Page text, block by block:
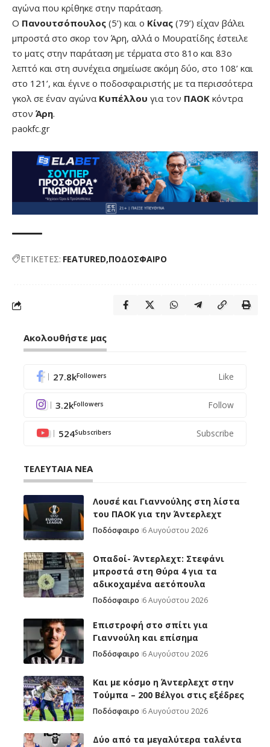
αγώνα που κρίθηκε στην παράταση.
Ο Πανουτσόπουλος (5’) και ο Κίνας (79’) είχαν βάλει
μπροστά στο σκορ τον Άρη, αλλά ο Μουρατίδης έστειλε
το ματς στην παράταση με τέρματα στο 81ο και 83ο
λεπτό και στη συνέχεια σημείωσε ακόμη δύο, στο 108’ και
στο 121’, και έγινε ο ποδοσφαιριστής με τα περισσότερα
γκολ σε έναν αγώνα Κυπέλλου για τον ΠΑΟΚ κόντρα
στον Άρη.
paokfc.gr
ΕΤΙΚΕΤΕΣ: FEATURED ΠΟΔΟΣΦΑΙΡΟ
Ακολουθήστε μας
27.8kFollowers Like
3.2kFollowers Follow
524Subscribers Subscribe
ΤΕΛΕΥΤΑΙΑ ΝΕΑ
Λουσέ και Γιαννούλης στη λίστα
του ΠΑΟΚ για την Άντερλεχτ
Ποδόσφαιρο 6 Αυγούστου 2026
Οπαδοί- Άντερλεχτ: Στεφάνι
μπροστά στη Θύρα 4 για τα
αδικοχαμένα αετόπουλα
Ποδόσφαιρο 6 Αυγούστου 2026
Επιστροφή στο σπίτι για
Γιαννούλη και επίσημα
Ποδόσφαιρο 6 Αυγούστου 2026
Και με κόσμο η Άντερλεχτ στην
Τούμπα – 200 Βέλγοι στις εξέδρες
Ποδόσφαιρο 6 Αυγούστου 2026
Δύο από τα μεγαλύτερα ταλέντα